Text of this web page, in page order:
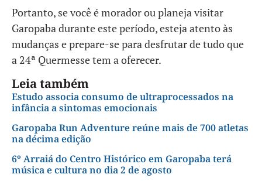
Portanto, se você é morador ou planeja visitar
Garopaba durante este período, esteja atento às
mudanças e prepare-se para desfrutar de tudo que
a 24ª Quermesse tem a oferecer.
Leia também
Estudo associa consumo de ultraprocessados na
infância a sintomas emocionais
Garopaba Run Adventure reúne mais de 700 atletas
na décima edição
6º Arraiá do Centro Histórico em Garopaba terá
música e cultura no dia 2 de agosto